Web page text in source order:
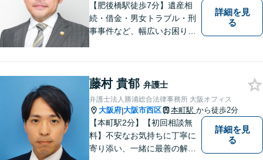
【肥後橋駅徒歩7分】遺産相
続・借金・男女トラブル・刑
事事件など、幅広いお困りご
す。フットワークを活かし、
迅速な解決へと尽力いたしま
す。
詳細を見
る
藤村 貴郁 弁護士
弁護士法人勝浦総合法律事務所 大阪オフィス
大阪府|大阪市西区 本町駅 から徒歩2分
【本町駅2分】【初回相談無
料】不安なお気持ちに丁寧に
寄り添い、一緒に最善の解決
詳細を見
る